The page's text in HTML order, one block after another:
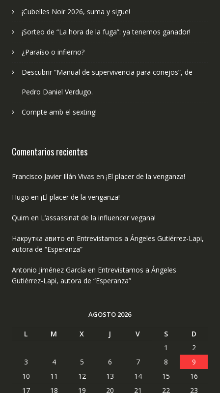
¡Cubelles Noir 2026, suma y sigue!
¡Sorteo de “La hora de la fuga”: ya tenemos ganador!
¿Paraíso o infierno?
Descubrir “Manual de supervivencia para conejos”, de
Pedro Daniel Verdugo.
Compte amb el sexting!
Comentarios recientes
Francisco Javier Illán Vivas en ¡El placer de la venganza!
Hugo en ¡El placer de la venganza!
Quim en L’assassinat de la influencer vegana!
Накрутка авито en Entrevistamos a Ángeles Gutiérrez-Lapi,
autora de “Esperanza”
Antonio Jiménez García en Entrevistamos a Ángeles
Gutiérrez-Lapi, autora de “Esperanza”
AGOSTO 2026
L M X J V S
D
1
2
3
4 5 6 7 8
9
10
11 12 13 14 15
16
17
18 19 20 21 22 23